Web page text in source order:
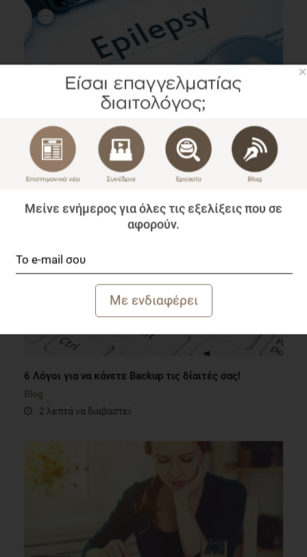
Αντιμετώπιση της επιληψίας. Τι είδους διατροφή θα
συστήσετε;
Επιστημονικά Νέα
6 Λόγοι για να κάνετε Backup τις δίαιτές σας!
Blog
2 λεπτά να διαβαστεί
×
Μείνε ενήμερος για όλες τις εξελίξεις που σε
αφορούν.